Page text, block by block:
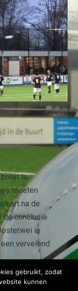
,Zaterdag
hoort te
moeten
kort na de
de conclusie
in
vervelend
gebruikt, zodat
kunnen